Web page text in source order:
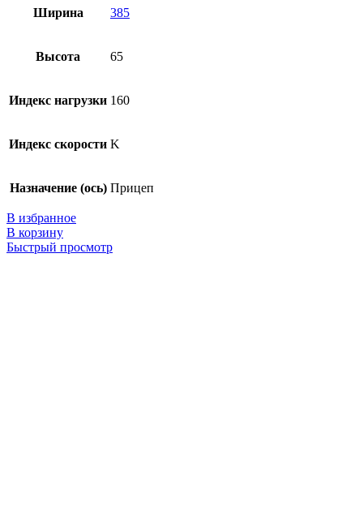
Ширина 385
Высота 65
Индекс нагрузки 160
Индекс скорости K
Назначение (ось) Прицеп
В избранное
В корзину
Быстрый просмотр